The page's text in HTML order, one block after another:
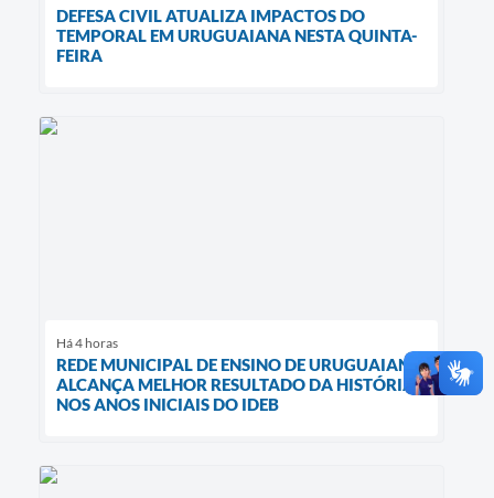
DEFESA CIVIL ATUALIZA IMPACTOS DO
TEMPORAL EM URUGUAIANA NESTA QUINTA-
FEIRA
Há 4 horas
REDE MUNICIPAL DE ENSINO DE URUGUAIANA
ALCANÇA MELHOR RESULTADO DA HISTÓRIA
NOS ANOS INICIAIS DO IDEB